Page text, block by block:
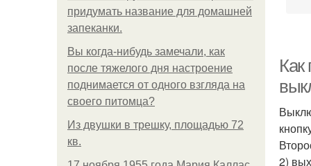
придумать название для домашней
запеканки.
Вы когда-нибудь замечали, как
после тяжелого дня настроение
поднимается от одного взгляда на
своего питомца?
Из двушки в трешку, площадью 72
кв.
Как
2)